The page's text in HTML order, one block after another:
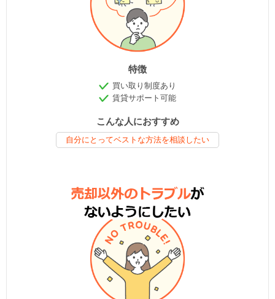
特徴
買い取り制度あり
賃貸サポート可能
こんな人におすすめ
自分にとってベストな方法を相談したい